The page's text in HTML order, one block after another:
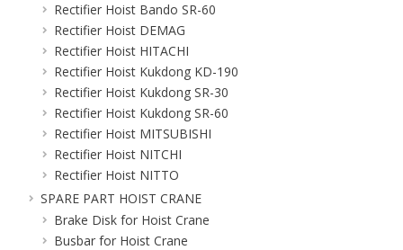
Rectifier Hoist Bando SR-60
Rectifier Hoist DEMAG
Rectifier Hoist HITACHI
Rectifier Hoist Kukdong KD-190
Rectifier Hoist Kukdong SR-30
Rectifier Hoist Kukdong SR-60
Rectifier Hoist MITSUBISHI
Rectifier Hoist NITCHI
Rectifier Hoist NITTO
SPARE PART HOIST CRANE
Brake Disk for Hoist Crane
Busbar for Hoist Crane